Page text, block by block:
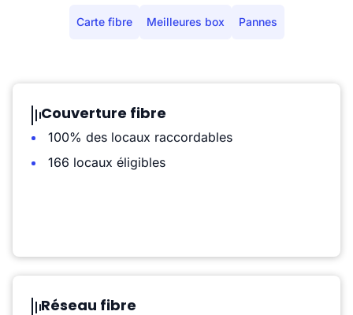
Carte fibre Meilleures box Pannes
Couverture fibre
100% des locaux raccordables
166 locaux éligibles
Réseau fibre